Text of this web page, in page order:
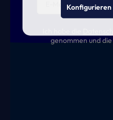
genommen und die
Konfigurieren